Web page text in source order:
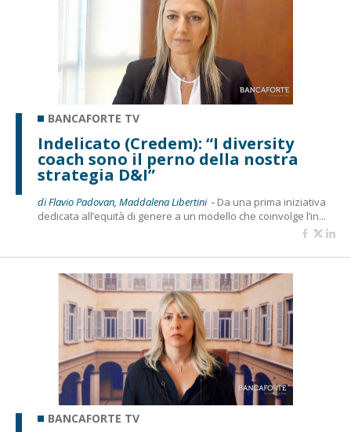
BANCAFORTE TV
Indelicato (Credem): “I diversity
coach sono il perno della nostra
strategia D&I”
di Flavio Padovan, Maddalena Libertini - Da una prima iniziativa
dedicata all’equità di genere a un modello che coinvolge l’in...
BANCAFORTE TV